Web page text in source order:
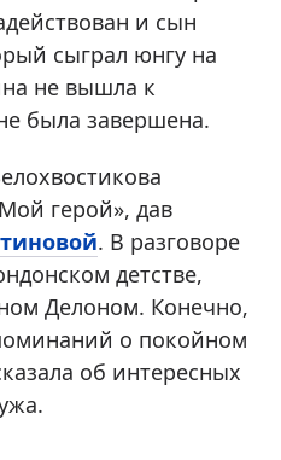
и сын
сыграл юнгу на
не вышла к
была завершена.
герой», дав
. В разговоре
детстве,
Делоном. Конечно,
о покойном
об интересных